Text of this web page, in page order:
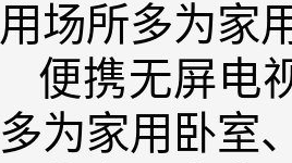
用场所多为家
便携无屏电
多为家用卧室